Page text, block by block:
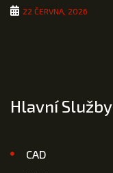
22 ČERVNA, 2026
Hlavní Služby
CAD